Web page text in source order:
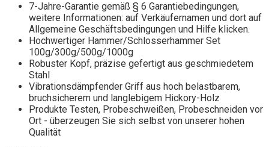
7-Jahre-Garantie gemäß § 6 Garantiebedingungen,
weitere Informationen: auf Verkäufernamen und dort auf
Allgemeine Geschäftsbedingungen und Hilfe klicken.
Hochwertiger Hammer/Schlosserhammer Set
100g/300g/500g/1000g
Robuster Kopf, präzise gefertigt aus geschmiedetem
Stahl
Vibrationsdämpfender Griff aus hoch belastbarem,
bruchsicherem und langlebigem Hickory-Holz
Produkte Testen, Probeschweißen, Probeschneiden vor
Ort - überzeugen Sie sich selbst von unserer hohen
Qualität